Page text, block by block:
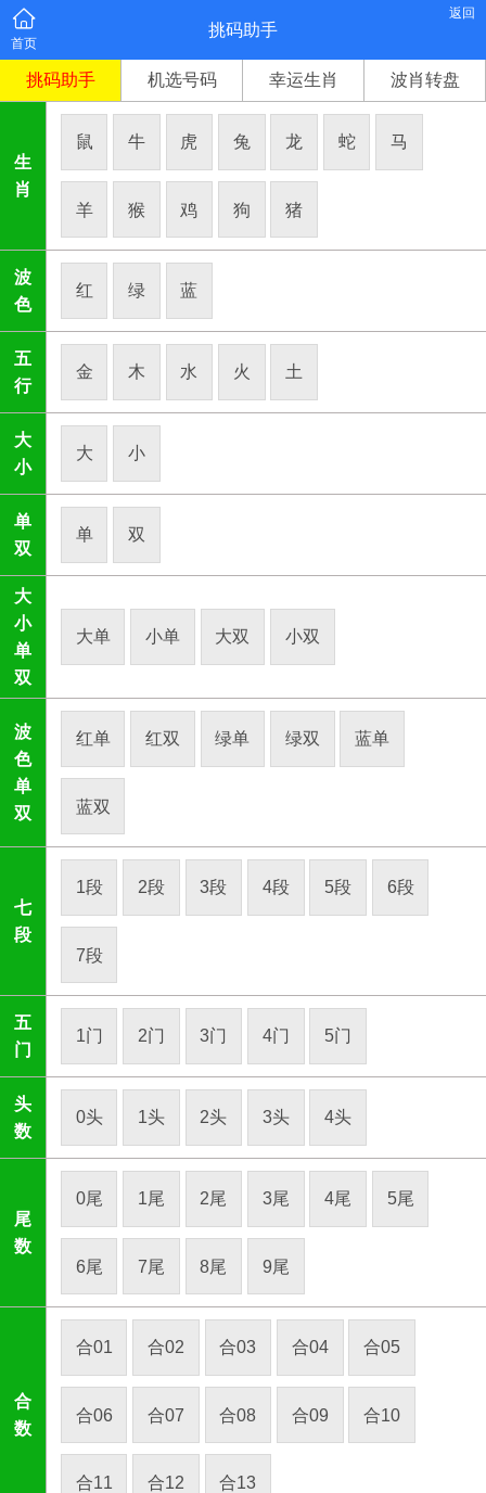
首页
挑码助手
返回
挑码助手 机选号码 幸运生肖 波肖转盘
生
肖
鼠 牛 虎 兔 龙 蛇 马
羊 猴 鸡 狗 猪
波
色
红 绿 蓝
五
行
金 木 水 火 土
大
小
大 小
单
双
单 双
大
小
单
双
大单 小单 大双 小双
波
色
单
双
红单 红双 绿单 绿双 蓝单
蓝双
七
段
1段 2段 3段 4段 5段 6段
7段
五
门
1门 2门 3门 4门 5门
头
数
0头 1头 2头 3头 4头
尾
数
0尾 1尾 2尾 3尾 4尾 5尾
6尾 7尾 8尾 9尾
合
数
合01 合02 合03 合04 合05
合06 合07 合08 合09 合10
合11 合12 合13